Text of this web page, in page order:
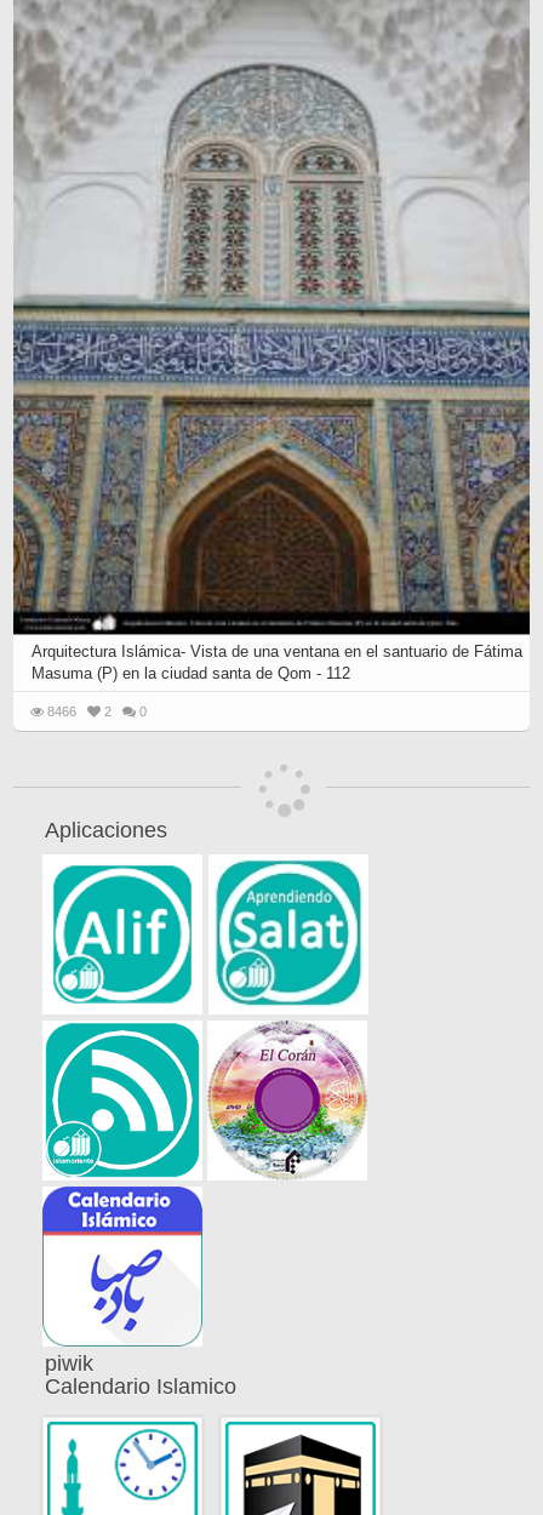
Arquitectura Islámica- Vista de una ventana en el santuario de Fátima
Masuma (P) en la ciudad santa de Qom - 112
8466 2 0
Aplicaciones
piwik
Calendario Islamico